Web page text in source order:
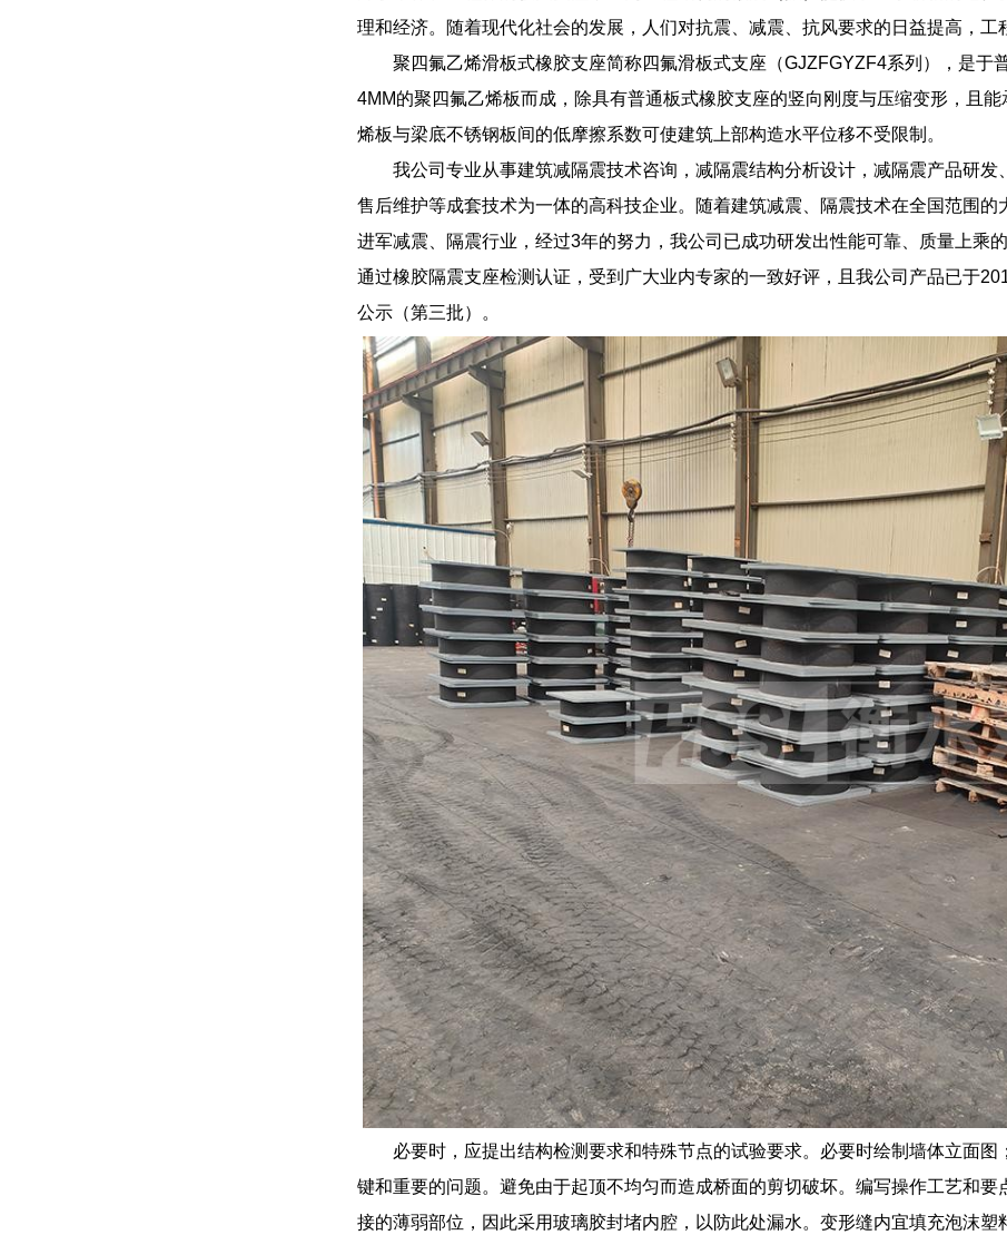
理和经济。随着现代化社会的发展，人们对抗震、减震、抗风要求的日益提高，工
聚四氟乙烯滑板式橡胶支座简称四氟滑板式支座（GJZFGYZF4系列），是于
4MM的聚四氟乙烯板而成，除具有普通板式橡胶支座的竖向刚度与压缩变形，且
烯板与梁底不锈钢板间的低摩擦系数可使建筑上部构造水平位移不受限制。
我公司专业从事建筑减隔震技术咨询，减隔震结构分析设计，减隔震产品研发
售后维护等成套技术为一体的高科技企业。随着建筑减震、隔震技术在全国范围
进军减震、隔震行业，经过3年的努力，我公司已成功研发出性能可靠、质量上乘
通过橡胶隔震支座检测认证，受到广大业内专家的一致好评，且我公司产品已于
公示（第三批）。
必要时，应提出结构检测要求和特殊节点的试验要求。必要时绘制墙体立面
键和重要的问题。避免由于起顶不均匀而造成桥面的剪切破坏。编写操作工艺和
接的薄弱部位，因此采用玻璃胶封堵内腔，以防此处漏水。变形缝内宜填充泡沫